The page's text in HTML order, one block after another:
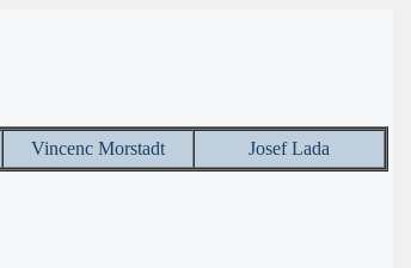
Vincenc Morstadt Josef Lada